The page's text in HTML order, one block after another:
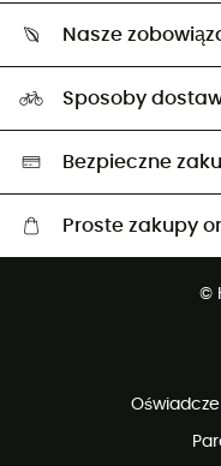
Zwrot artykułów i zwrot
Nasze
Neutralność węglowa
Wybrane produkty eko
Sposoby
Bezpieczne
Proste zakupy
©